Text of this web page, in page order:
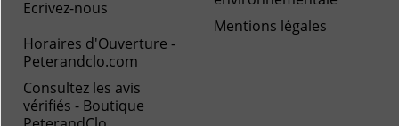
Mentions légales
Ecrivez-nous
Horaires d'Ouverture -
Peterandclo.com
Consultez les avis
vérifiés - Boutique